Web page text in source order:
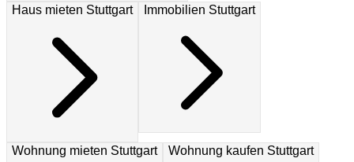
Haus mieten Stuttgart Immobilien Stuttgart
Wohnung mieten Stuttgart Wohnung kaufen Stuttgart